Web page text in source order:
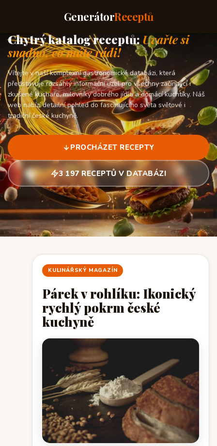
GenerátorReceptů
Chytrý katalog receptů: Uvařte si
snadno, co máte rádi!
Vítejte v naší komplexní gastronomické databázi, která
představuje rozsáhlý informační uzel pro všechny začínající i
zkušené kuchaře, milovníky dobrého jídla a domácí kuchtíky. Náš
web nabízí detailní pohled do fascinujícího světa světové i
tradiční české kuchyně.
PROCHÁZET RECEPTY
3 197 RECEPTŮ V DATABÁZI
KULINÁŘSKÝ MAGAZÍN
Párek v rohlíku: Ikonický
rychlý pokrm české
kuchyně